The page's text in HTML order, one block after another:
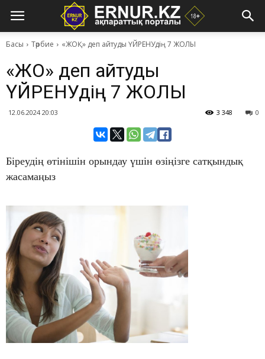
Басы Тәрбие «ЖОҚ» деп айтуды ҮЙРЕНУдің 7 ЖОЛЫ
«ЖОҚ» деп айтуды
ҮЙРЕНУдің 7 ЖОЛЫ
12.06.2024 20:03 0
3 348
Біреудің өтінішін орындау үшін өзіңізге сатқындық
жасамаңыз